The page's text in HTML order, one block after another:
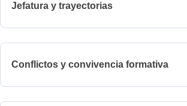
Jefatura y trayectorias
Conflictos y convivencia formativa